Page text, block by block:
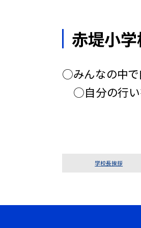
赤堤小
○みんなの中で
○自分の行い
学校長挨拶